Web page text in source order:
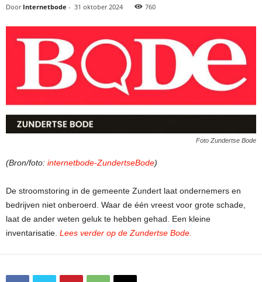
Door Internetbode - 31 oktober 2024 760
Foto Zundertse Bode
(Bron/foto: internetbode-ZundertseBode)
De stroomstoring in de gemeente Zundert laat ondernemers en
bedrijven niet onberoerd. Waar de één vreest voor grote schade,
laat de ander weten geluk te hebben gehad. Een kleine
inventarisatie. Lees verder op de Zundertse Bode.